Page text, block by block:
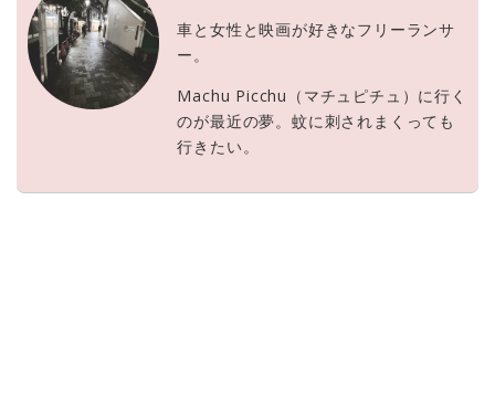
車と女性と映画が好きなフリーランサ
ー。
Machu Picchu（マチュピチュ）に行く
のが最近の夢。蚊に刺されまくっても
行きたい。